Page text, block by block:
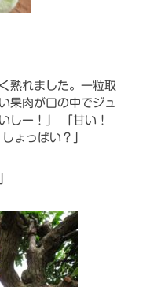
熟れました。一粒取
果肉が口の中でジュ
しー！」
「甘い！
ょっぱい？」